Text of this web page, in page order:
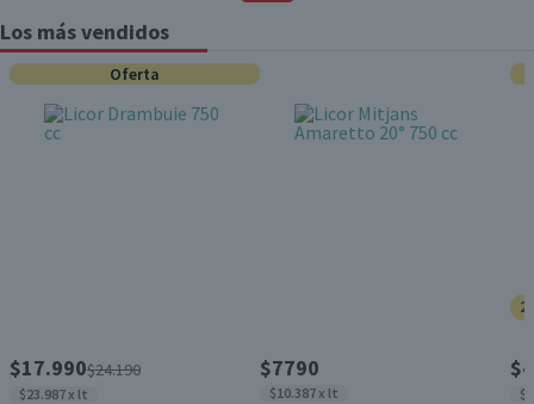
Los más vendidos
Oferta
$17.990$24.190
$23.987 x lt
$7790
$10.387 x lt